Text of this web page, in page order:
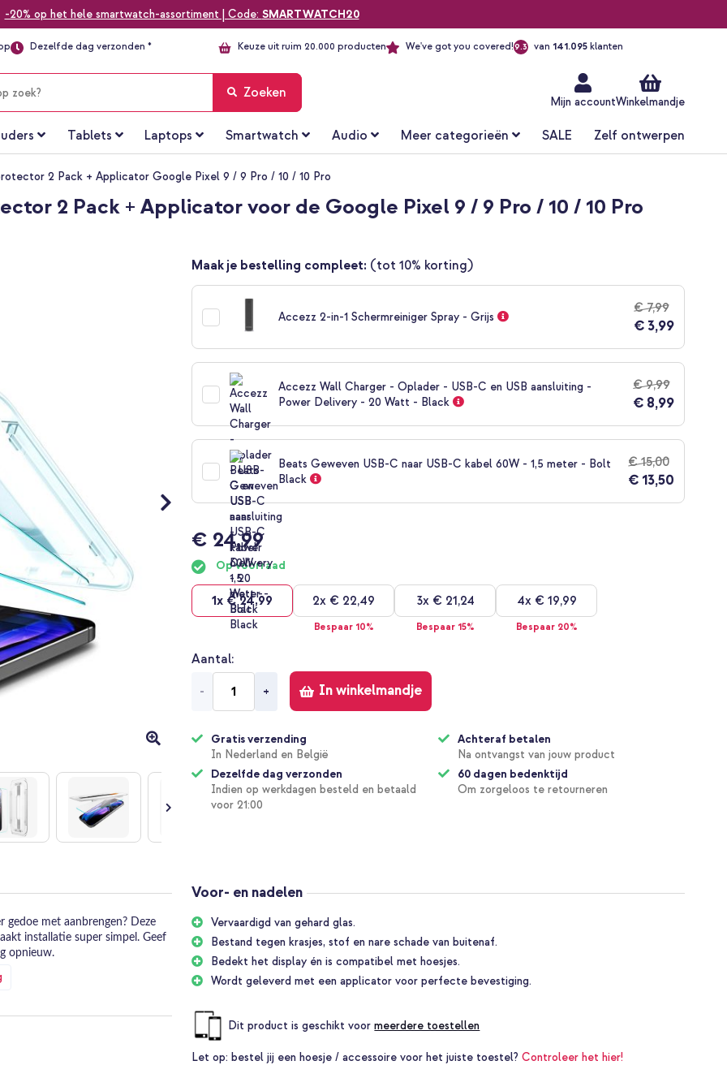
-20% op het hele smartwatch-assortiment | Code: SMARTWATCH20
Dezelfde dag verzonden * Keuze uit ruim 20.000 producten We've got you covered!9.3 van 141.095klanten
Mijn accountWinkelmandje
Zoeken
Tablets Laptops Smartwatch Audio Meer categorieën SALE Zelf ontwerpen
2 Pack + Applicator Google Pixel 9 / 9 Pro / 10 / 10 Pro
2 Pack + Applicator voor de Google Pixel 9 / 9 Pro / 10 / 10 Pro
Maak je bestelling compleet: (tot 10% korting)
Accezz 2-in-1 Schermreiniger Spray - Grijs
€ 7,99
€ 3,99
Accezz Wall Charger - Oplader - USB-C en USB aansluiting -
Power Delivery - 20 Watt - Black
€ 9,99
€ 8,99
Beats Geweven USB-C naar USB-C kabel 60W - 1,5 meter - Bolt
Black
€ 15,00
€ 13,50
€ 24,99
Op voorraad
1x € 24,99 2x € 22,49
Bespaar 10%
3x € 21,24
Bespaar 15%
4x € 19,99
Bespaar 20%
Aantal
- + In winkelmandje
Gratis verzending
In Nederland en België
Dezelfde dag verzonden
Indien op werkdagen besteld en betaald
voor 21:00
Achteraf betalen
Na ontvangst van jouw product
60 dagen bedenktijd
Om zorgeloos te retourneren
met aanbrengen? Deze
installatie super simpel. Geef
opnieuw.
installatietray zorgt voor een
scherm zonder gedoe.
Voor- en nadelen
Vervaardigd van gehard glas.
Bestand tegen krasjes, stof en nare schade van buitenaf.
Bedekt het display én is compatibel met hoesjes.
Wordt geleverd met een applicator voor perfecte bevestiging.
Dit product is geschikt voormeerdere toestellen
Let op: bestel jij een hoesje / accessoire voor het juiste toestel?Controleer het hier!